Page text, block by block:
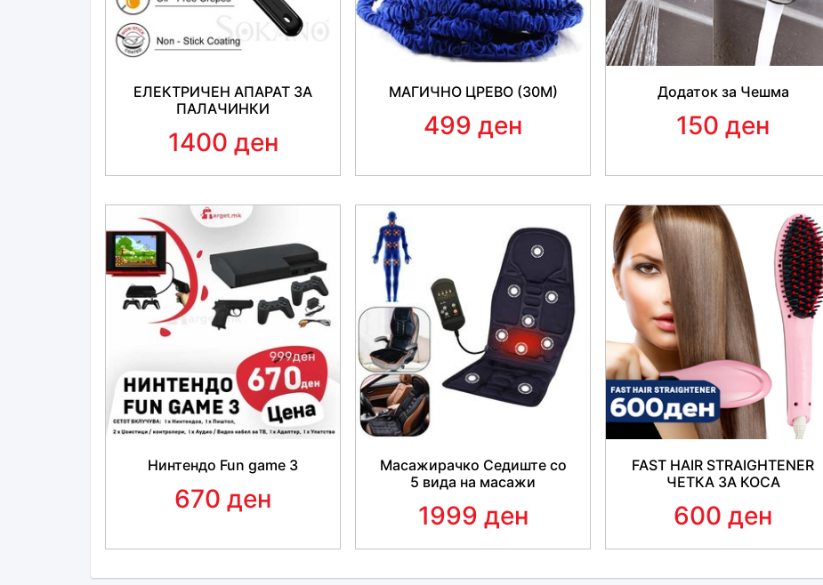
ЕЛЕКТРИЧЕН АПАРАТ ЗА
ПАЛАЧИНКИ
1400 ден
МАГИЧНО ЦРЕВО (30М)
499 ден
Додаток за Чешма
150 ден
Нинтендо Fun game 3
670 ден
Масажирачко Седиште со
5 вида на масажи
1999 ден
FAST HAIR STRAIGHTENER
ЧЕТКА ЗА КОСА
600 ден